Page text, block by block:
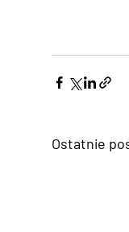
Ostatnie